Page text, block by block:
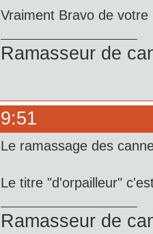
Vraiment Bravo de
Ramasseur de
Le ramassage des
Le titre "d'orpailleur"
Ramasseur de